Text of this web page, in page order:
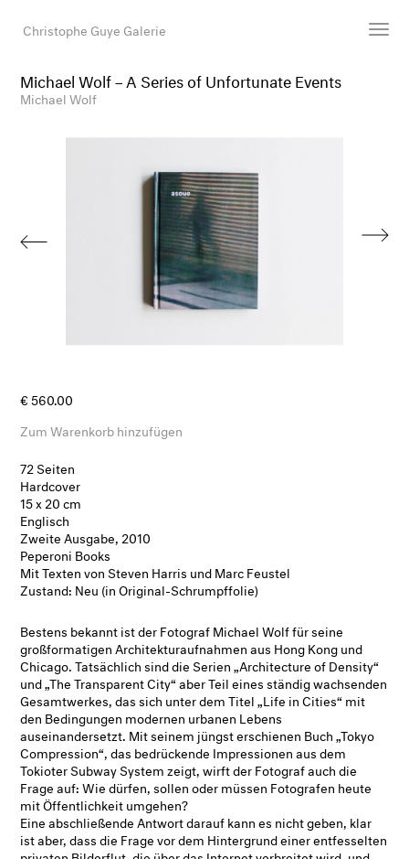
Christophe Guye Galerie
Galerie
Michael Wolf – A Series of Unfortunate Events
Michael Wolf
€ 560.00
Zum Warenkorb hinzufügen
72 Seiten
Hardcover
15 x 20 cm
Englisch
Zweite Ausgabe, 2010
Peperoni Books
Mit Texten von Steven Harris und Marc Feustel
Zustand: Neu (in Original-Schrumpffolie)
Bestens bekannt ist der Fotograf Michael Wolf für seine
großformatigen Architekturaufnahmen aus Hong Kong und
Chicago. Tatsächlich sind die Serien „Architecture of Density“
und „The Transparent City“ aber Teil eines ständig wachsenden
Gesamtwerkes, das sich unter dem Titel „Life in Cities“ mit
den Bedingungen modernen urbanen Lebens
auseinandersetzt. Mit seinem jüngst erschienen Buch „Tokyo
Compression“, das bedrückende Impressionen aus dem
Tokioter Subway System zeigt, wirft der Fotograf auch die
Frage auf: Wie dürfen, sollen oder müssen Fotografen heute
mit Öffentlichkeit umgehen?
Eine abschließende Antwort darauf kann es nicht geben, klar
ist aber, dass die Frage vor dem Hintergrund einer entfesselten